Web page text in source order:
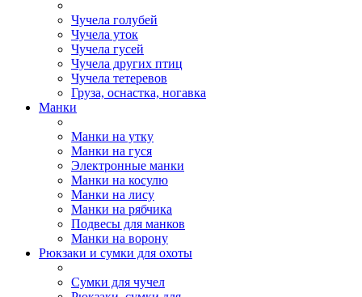
Чучела голубей
Чучела уток
Чучела гусей
Чучела других птиц
Чучела тетеревов
Груза, оснастка, ногавка
Манки
Манки на утку
Манки на гуся
Электронные манки
Манки на косулю
Манки на лису
Манки на рябчика
Подвесы для манков
Манки на ворону
Рюкзаки и сумки для охоты
Сумки для чучел